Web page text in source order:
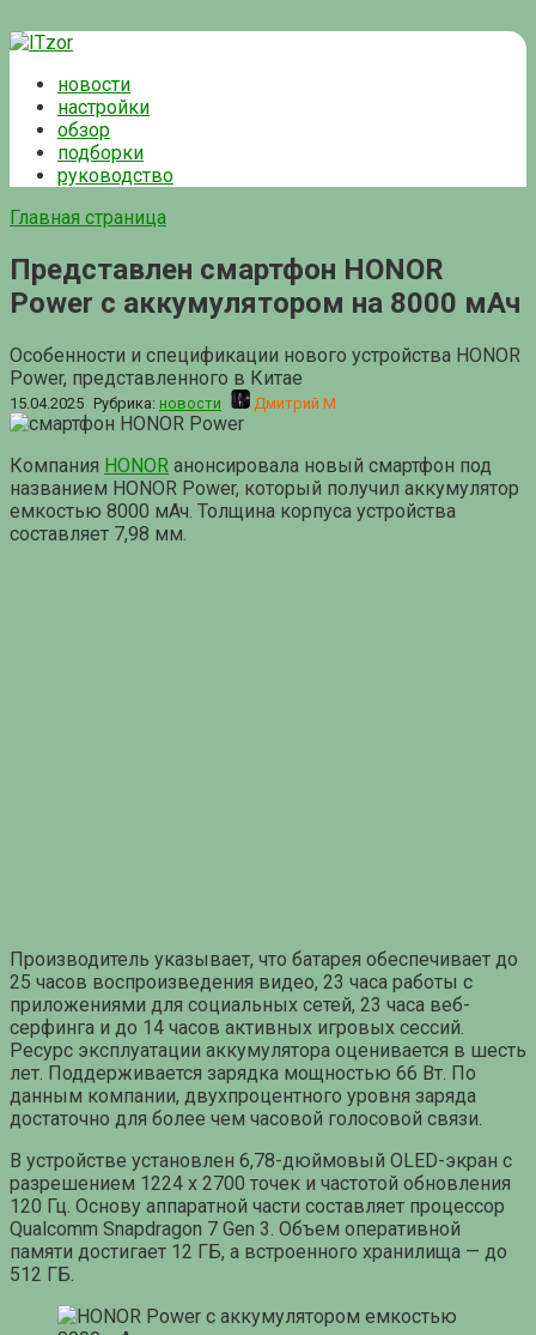
Перейти
контентуновости
настройки
обзор
подборки
руководство
Главная страница
Представлен смартфон HONOR
Power с аккумулятором на 8000 мАч
Особенности и спецификации нового устройства HONOR
Power, представленного в Китае
15.04.2025 Рубрика: новости Дмитрий М
Компания HONOR анонсировала новый смартфон под
названием HONOR Power, который получил аккумулятор
емкостью 8000 мАч. Толщина корпуса устройства
составляет 7,98 мм.
Производитель указывает, что батарея обеспечивает до
25 часов воспроизведения видео, 23 часа работы с
приложениями для социальных сетей, 23 часа веб-
серфинга и до 14 часов активных игровых сессий.
Ресурс эксплуатации аккумулятора оценивается в шесть
лет. Поддерживается зарядка мощностью 66 Вт. По
данным компании, двухпроцентного уровня заряда
достаточно для более чем часовой голосовой связи.
В устройстве установлен 6,78-дюймовый OLED-экран с
разрешением 1224 x 2700 точек и частотой обновления
120 Гц. Основу аппаратной части составляет процессор
Qualcomm Snapdragon 7 Gen 3. Объем оперативной
памяти достигает 12 ГБ, а встроенного хранилища — до
512 ГБ.